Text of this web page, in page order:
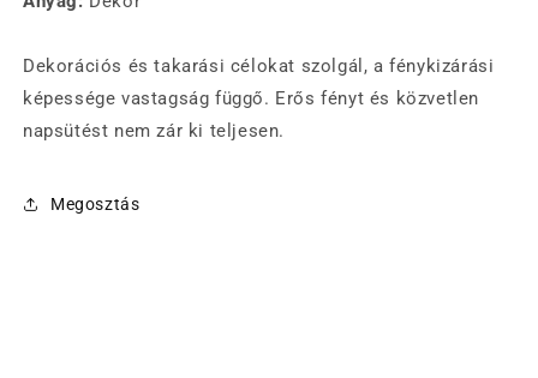
Dekorációs és takarási célokat szolgál, a fénykizárási
képessége vastagság függő. Erős fényt és közvetlen
napsütést nem zár ki teljesen.
Megosztás